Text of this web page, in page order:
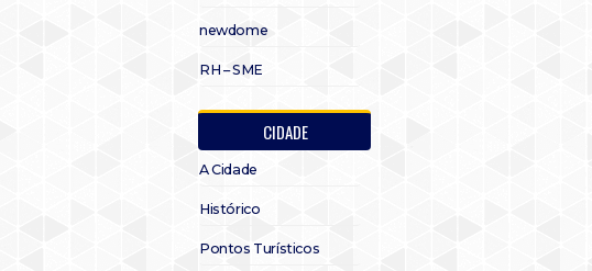
newdome
RH – SME
CIDADE
A Cidade
Histórico
Pontos Turísticos